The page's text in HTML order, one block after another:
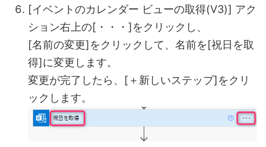
[イベントのカレンダー ビューの取得(V3)] アク
ション右上の[・・・]をクリックし、
[名前の変更]をクリックして、名前を[祝日を取
得]に変更します。
変更が完了したら、[＋新しいステップ]をクリ
ックします。